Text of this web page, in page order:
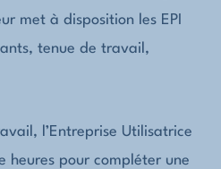
met à disposition les EPI
tenue de travail,
l’Entreprise Utilisatrice
heures pour compléter une